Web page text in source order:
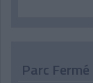
Parc Fermé